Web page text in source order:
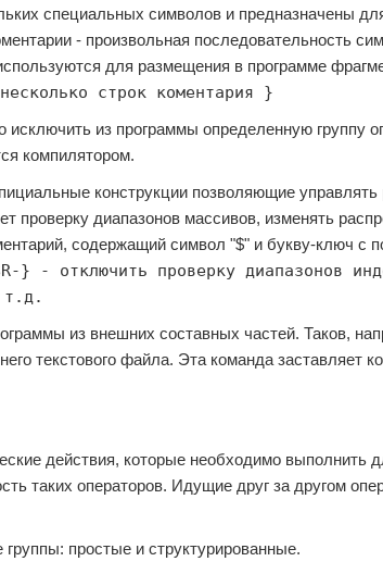
специальных символов и предназначены
- произвольная последовательность
для размещения в программе
строк коментария }
из программы определенную группу
компилятором.
конструкции позволяющие
проверку диапазонов массивов, изменять
содержащий символ "$" и букву-ключ с
} - отключить проверку диапазонов
т.д.
из внешних составных частей. Таков,
текстового файла. Эта команда заставляет
действия, которые необходимо выполнить
таких операторов. Идущие друг за другом
простые и структурированные.